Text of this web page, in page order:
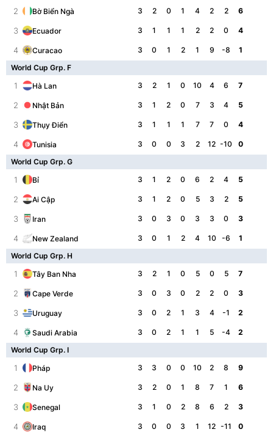
2 Bờ Biển Ngà 3 2 0 1 4 2 2 6
3 Ecuador 3 1 1 1 2 2 0 4
4 Curacao 3 0 1 2 1 9 -8 1
World Cup Grp. F
1 Hà Lan 3 2 1 0 10 4 6 7
2 Nhật Bản 3 1 2 0 7 3 4 5
3 Thụy Điển 3 1 1 1 7 7 0 4
4 Tunisia 3 0 0 3 2 12 -10 0
World Cup Grp. G
1 Bỉ 3 1 2 0 6 2 4 5
2 Ai Cập 3 1 2 0 5 3 2 5
3 Iran 3 0 3 0 3 3 0 3
4 New Zealand 3 0 1 2 4 10 -6 1
World Cup Grp. H
1 Tây Ban Nha 3 2 1 0 5 0 5 7
2 Cape Verde 3 0 3 0 2 2 0 3
3 Uruguay 3 0 2 1 3 4 -1 2
4 Saudi Arabia 3 0 2 1 1 5 -4 2
World Cup Grp. I
1 Pháp 3 3 0 0 10 2 8 9
2 Na Uy 3 2 0 1 8 7 1 6
3 Senegal 3 1 0 2 8 6 2 3
4 Iraq 3 0 0 3 1 12 -11 0